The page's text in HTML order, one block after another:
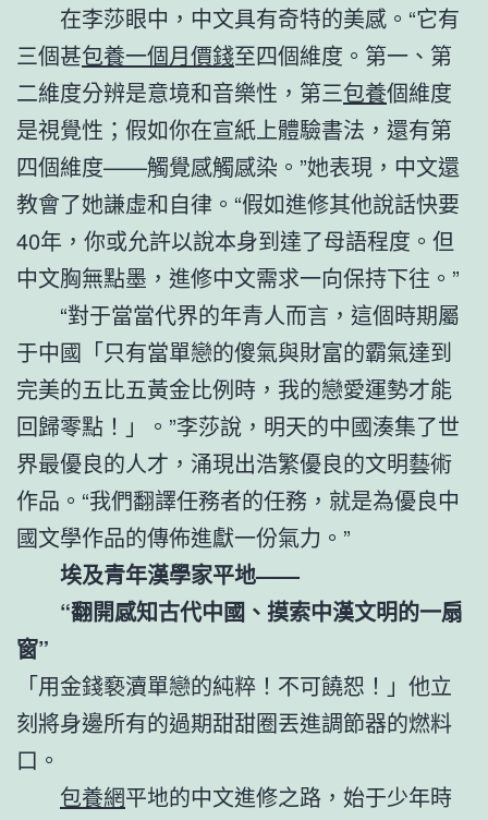
在李莎眼中，中文具有奇特的美感。“它有
三個甚包養一個月價錢至四個維度。第一、第
二維度分辨是意境和音樂性，第三包養個維度
是視覺性；假如你在宣紙上體驗書法，還有第
四個維度——觸覺感觸感染。”她表現，中文還
教會了她謙虛和自律。“假如進修其他說話快要
40年，你或允許以說本身到達了母語程度。但
中文胸無點墨，進修中文需求一向保持下往。”
“對于當當代界的年青人而言，這個時期屬
于中國「只有當單戀的傻氣與財富的霸氣達到
完美的五比五黃金比例時，我的戀愛運勢才能
回歸零點！」。”李莎說，明天的中國湊集了世
界最優良的人才，涌現出浩繁優良的文明藝術
作品。“我們翻譯任務者的任務，就是為優良中
國文學作品的傳佈進獻一份氣力。”
埃及青年漢學家平地——
“翻開感知古代中國、摸索中漢文明的一扇
窗”
「用金錢褻瀆單戀的純粹！不可饒恕！」他立
刻將身邊所有的過期甜甜圈丟進調節器的燃料
口。
包養網平地的中文進修之路，始于少年時